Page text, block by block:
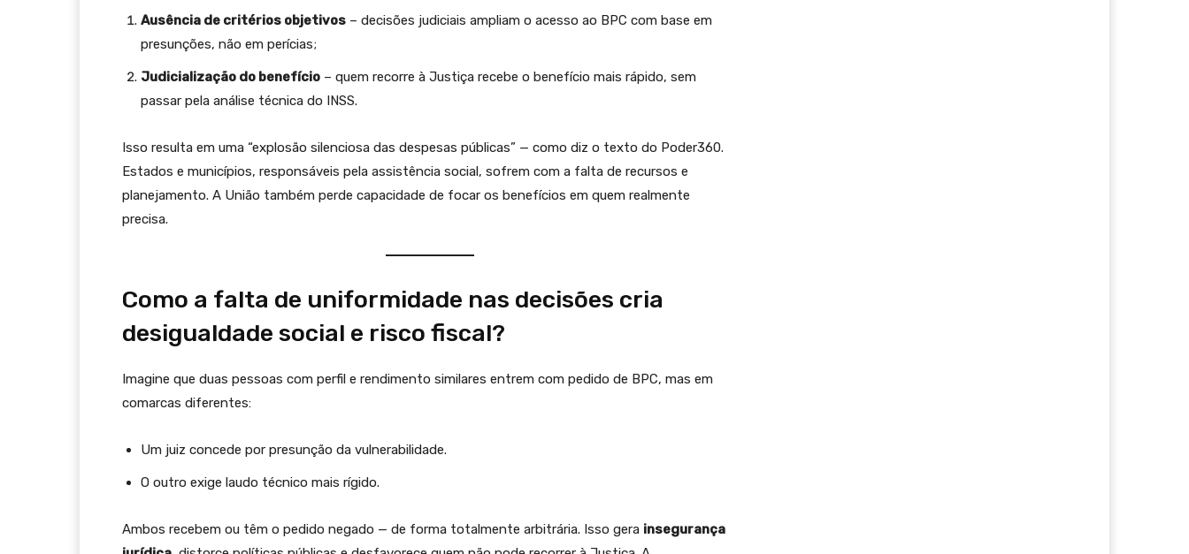
Ausência de critérios objetivos – decisões judiciais ampliam o acesso ao BPC com base em
presunções, não em perícias;
Judicialização do benefício – quem recorre à Justiça recebe o benefício mais rápido, sem
passar pela análise técnica do INSS.
Isso resulta em uma “explosão silenciosa das despesas públicas” — como diz o texto do Poder360.
Estados e municípios, responsáveis pela assistência social, sofrem com a falta de recursos e
planejamento. A União também perde capacidade de focar os benefícios em quem realmente
precisa.
Como a falta de uniformidade nas decisões cria
desigualdade social e risco fiscal?
Imagine que duas pessoas com perfil e rendimento similares entrem com pedido de BPC, mas em
comarcas diferentes:
Um juiz concede por presunção da vulnerabilidade.
O outro exige laudo técnico mais rígido.
Ambos recebem ou têm o pedido negado — de forma totalmente arbitrária. Isso gera insegurança